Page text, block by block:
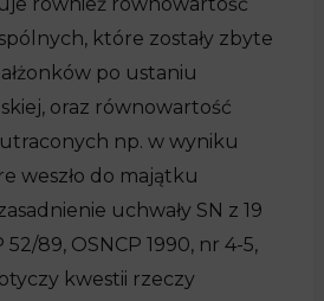
które zostały zbyte
po ustaniu
oraz równowartość
np. w wyniku
weszło do majątku
uchwały SN z 19
52/89, OSNCP 1990, nr 4-5,
kwestii rzeczy